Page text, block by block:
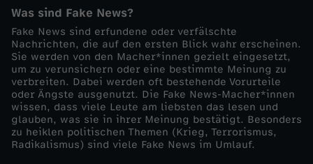
w
s
Was sind Fake News?
Fake News sind erfundene oder verfälschte
Nachrichten, die auf den ersten Blick wahr erscheinen.
Sie werden von den Macher*innen gezielt eingesetzt,
um zu verunsichern oder eine bestimmte Meinung zu
verbreiten. Dabei werden oft bestehende Vorurteile
oder Ängste ausgenutzt. Die Fake News-Macher*innen
wissen, dass viele Leute am liebsten das lesen und
glauben, was sie in ihrer Meinung bestätigt. Besonders
zu heiklen politischen Themen (Krieg, Terrorismus,
Radikalismus) sind viele Fake News im Umlauf.